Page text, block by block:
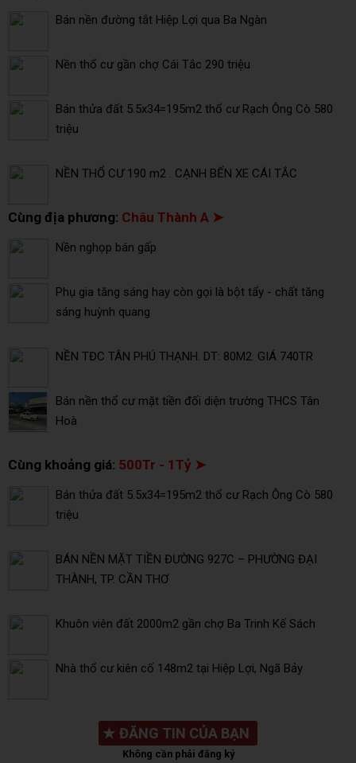
Bán nền đường tắt Hiệp Lợi qua Ba Ngàn
Nền thổ cư gần chợ Cái Tắc 290 triệu
Bán thửa đất 5.5x34=195m2 thổ cư Rạch Ông Cò 580
triệu
NỀN THỔ CƯ 190 m2 . CẠNH BẾN XE CÁI TẮC
Cùng địa phương: Châu Thành A ➤
Nền nghọp bán gấp
Phụ gia tăng sáng hay còn gọi là bột tẩy - chất tăng
sáng huỳnh quang
NỀN TĐC TÂN PHÚ THẠNH. DT: 80M2. GIÁ 740TR
Bán nền thổ cư mặt tiền đối diện trường THCS Tân
Hoà
Cùng khoảng giá: 500Tr - 1Tỷ ➤
Bán thửa đất 5.5x34=195m2 thổ cư Rạch Ông Cò 580
triệu
BÁN NỀN MẶT TIỀN ĐƯỜNG 927C – PHƯỜNG ĐẠI
THÀNH, TP. CẦN THƠ
Khuôn viên đất 2000m2 gần chợ Ba Trinh Kế Sách
Nhà thổ cư kiên cố 148m2 tại Hiệp Lợi, Ngã Bảy
★ ĐĂNG TIN CỦA BẠN
Không cần phải đăng ký